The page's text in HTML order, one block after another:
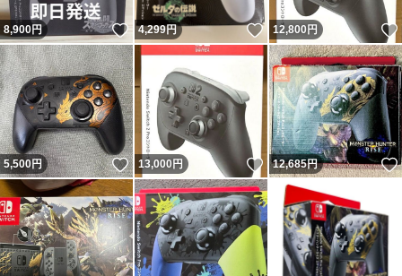
8,900円 いいね！
4,299円 いいね！
12,800 円
5,500円 いいね！
13,000円 いいね！
12,685円